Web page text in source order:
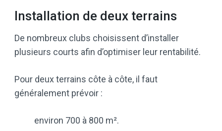
Installation de deux terrains
De nombreux clubs choisissent d’installer
plusieurs courts afin d’optimiser leur rentabilité.
Pour deux terrains côte à côte, il faut
généralement prévoir :
environ 700 à 800 m².